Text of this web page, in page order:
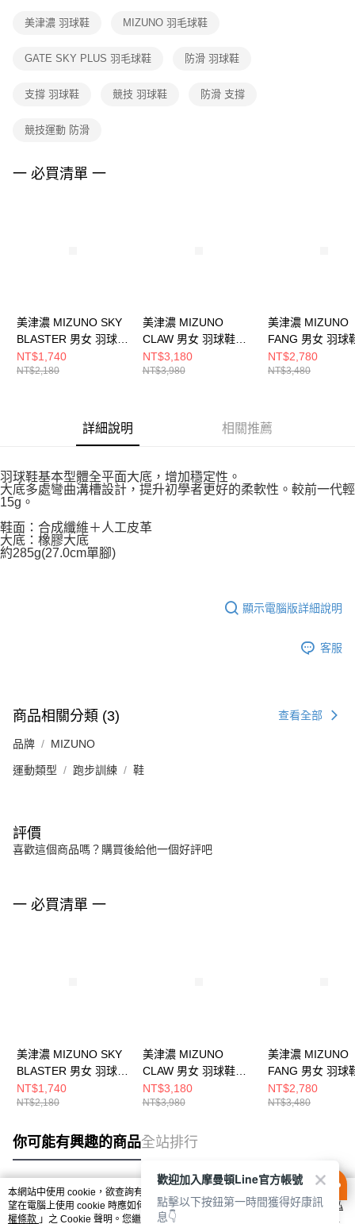
１．透過由恩沛科技股份有限公司提供之「AFTEE先享後付」服務完成之交
權轉讓予恩沛科技股份有限公司。
３．未成年的使用者請事先徵得法定代理人或監護人之同意方可使用
任。
請求用戶進行身份認證。
５．嚴禁一人註冊多個帳號或使用他人資訊註冊。若發現惡意使用之情形，
美津濃 羽球鞋 MIZUNO 羽毛球鞋
GATE SKY PLUS 羽毛球鞋 防滑 羽球鞋
支撐 羽球鞋 競技 羽球鞋 防滑 支撐
競技運動 防滑
一 必買清單 一
美津濃 MIZUNO SKY
BLASTER 男女 羽球鞋
71GA253310
NT$1,740
NT$2,180
美津濃 MIZUNO
CLAW 男女 羽球鞋
71GA244330
NT$3,180
NT$3,980
美津濃 MIZUNO
FANG 男女 羽球
71GA242315
NT$2,780
NT$3,480
詳細說明 相關推薦
羽球鞋基本型體全平面大底，增加穩定性。
大底多處彎曲溝槽設計，提升初學者更好的柔軟性。較前一代輕
15g。
鞋面：合成纖維＋人工皮革
大底：橡膠大底
約285g(27.0cm單腳)
顯示電腦版詳細說明
客服
商品相關分類 (3) 查看全部
品牌 MIZUNO
運動類型 跑步訓練 鞋
評價
喜歡這個商品嗎？購買後給他一個好評吧
一 必買清單 一
美津濃 MIZUNO SKY
BLASTER 男女 羽球鞋
71GA253310
NT$1,740
NT$2,180
美津濃 MIZUNO
CLAW 男女 羽球鞋
71GA244330
NT$3,180
NT$3,980
美津濃 MIZUNO
FANG 男女 羽球
71GA242315
NT$2,780
NT$3,480
你可能有興趣的商品全站排行
熱門標籤
本網站中使用 cookie，欲查詢有關本網站使用 cookie 方式之詳情，及若您不希
望在電腦上使用 cookie 時應如何變更電腦的 cookie 設定，請參閱本網站「
隱私
權條款 」之 Cookie 聲明。您繼續使用本網站即表示您同意本公司得按本網站使
歡迎加入摩曼頓Line官方帳號
點擊以下按鈕第一時間獲得好康訊
息👇